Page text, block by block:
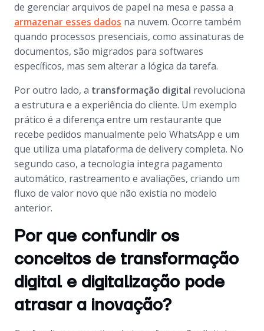
de gerenciar arquivos de papel na mesa e passa a
armazenar esses dados na nuvem. Ocorre também
quando processos presenciais, como assinaturas de
documentos, são migrados para softwares
específicos, mas sem alterar a lógica da tarefa.
Por outro lado, a transformação digital revoluciona
a estrutura e a experiência do cliente. Um exemplo
prático é a diferença entre um restaurante que
recebe pedidos manualmente pelo WhatsApp e um
que utiliza uma plataforma de delivery completa. No
segundo caso, a tecnologia integra pagamento
automático, rastreamento e avaliações, criando um
fluxo de valor novo que não existia no modelo
anterior.
Por que confundir os
conceitos de transformação
digital e digitalização pode
atrasar a inovação?